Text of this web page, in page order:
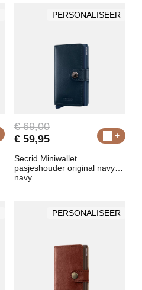
PERSONALISEER
€ 69,00
€ 59,95
Secrid Miniwallet
pasjeshouder original navy-
navy
PERSONALISEER